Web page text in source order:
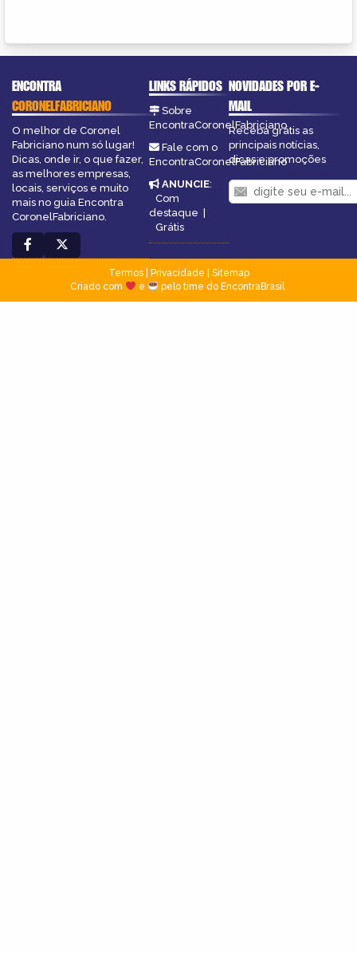
ENCONTRA
CORONELFABRICIANO
O melhor de Coronel
Fabriciano num só lugar!
Dicas, onde ir, o que fazer,
as melhores empresas,
locais, serviços e muito
mais no guia Encontra
CoronelFabriciano.
LINKS RÁPIDOS
Sobre
EncontraCoronelFabriciano
Fale com o
EncontraCoronelFabriciano
ANUNCIE:
Com
destaque |
Grátis
NOVIDADES POR E-
MAIL
Receba grátis as
principais notícias,
dicas e promoções
Termos| Privacidade
Sitemap
Criado com
e pelo time do EncontraBrasil